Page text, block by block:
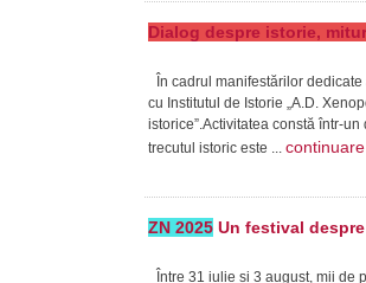
Dialog despre istorie,
În cadrul manifestărilor
cu Institutul de Istorie „A.D.
istorice”.Activitatea constă într-
trecutul istoric este ...
ZN 2025 Un festival
Între 31 iulie și 3 august, mii